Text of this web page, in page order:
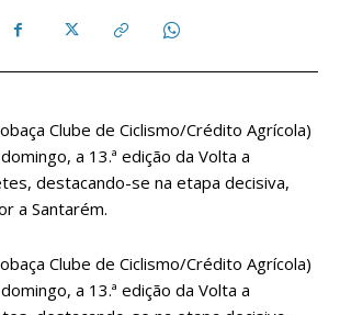
Clube de Ciclismo/Crédito Agrícola)
a 13.ª edição da Volta a
destacando-se na etapa decisiva,
a Santarém.
Clube de Ciclismo/Crédito Agrícola)
a 13.ª edição da Volta a